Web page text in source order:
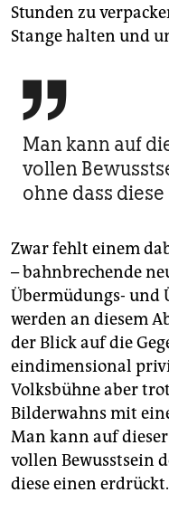
Stunden zu
Stange halten und

Man kann auf
vollen
ohne dass
Zwar fehlt einem
– bahnbrechende
Übermüdungs- und
werden an diesem
der Blick auf die
eindimensional
Volksbühne aber
Bilderwahns mit
Man kann auf
vollen Bewusstsein
diese einen erdrückt.